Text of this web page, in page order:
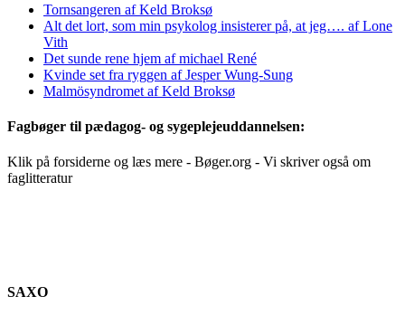
Tornsangeren af Keld Broksø
Alt det lort, som min psykolog insisterer på, at jeg…. af Lone
Vith
Det sunde rene hjem af michael René
Kvinde set fra ryggen af Jesper Wung-Sung
Malmösyndromet af Keld Broksø
Fagbøger til pædagog- og sygeplejeuddannelsen:
Klik på forsiderne og læs mere - Bøger.org - Vi skriver også om
faglitteratur
SAXO